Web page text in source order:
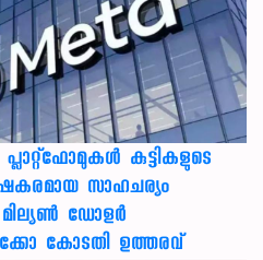
കുട്ടികളുടെ
സാഹചര്യം
മില്യണ്‍ ഡോളര്‍
കോടതി ഉത്തരവ്